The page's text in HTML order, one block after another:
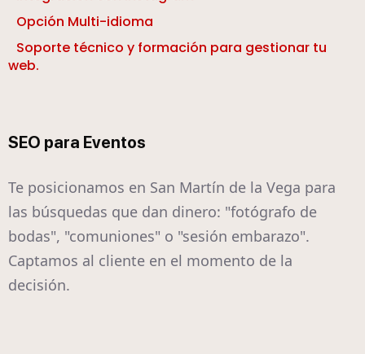
Opción Multi-idioma
Soporte técnico y formación para gestionar tu
web.
SEO para Eventos
Te posicionamos en San Martín de la Vega para
las búsquedas que dan dinero: "fotógrafo de
bodas", "comuniones" o "sesión embarazo".
Captamos al cliente en el momento de la
decisión.